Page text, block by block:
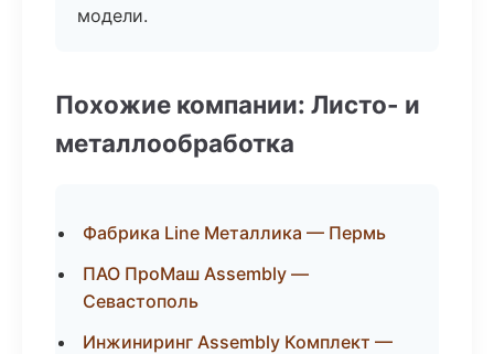
модели.
Похожие компании: Листо- и
металлообработка
Фабрика Line Металлика — Пермь
ПАО ПроМаш Assembly —
Севастополь
Инжиниринг Assembly Комплект —